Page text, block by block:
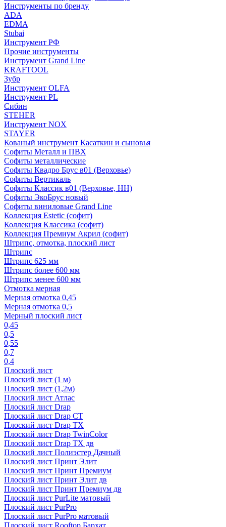
Инструменты по бренду
ADA
EDMA
Stubai
Инструмент РФ
Прочие инструменты
Инструмент Grand Line
KRAFTOOL
Зубр
Инструмент OLFA
Инструмент PL
Сибин
STEHER
Инструмент NOX
STAYER
Кованый инструмент Касаткин и сыновья
Софиты Металл и ПВХ
Софиты металлические
Софиты Квадро Брус в01 (Верховье)
Софиты Вертикаль
Софиты Классик в01 (Верховье, НН)
Софиты ЭкоБрус новый
Софиты виниловые Grand Line
Коллекция Estetic (софит)
Коллекция Классика (софит)
Коллекция Премиум Акрил (софит)
Штрипс, отмотка, плоский лист
Штрипс
Штрипс 625 мм
Штрипс более 600 мм
Штрипс менее 600 мм
Отмотка мерная
Мерная отмотка 0,45
Мерная отмотка 0,5
Мерный плоский лист
0,45
0,5
0,55
0,7
0,4
Плоский лист
Плоский лист (1 м)
Плоский лист (1,2м)
Плоский лист Атлас
Плоский лист Drap
Плоский лист Drap СТ
Плоский лист Drap TX
Плоский лист Drap TwinColor
Плоский лист Drap ТХ дв
Плоский лист Полиэстер Дачный
Плоский лист Принт Элит
Плоский лист Принт Премиум
Плоский лист Принт Элит дв
Плоский лист Принт Премиум дв
Плоский лист PurLite матовый
Плоский лист PurPro
Плоский лист PurPro матовый
Плоский лист Rooftop Бархат